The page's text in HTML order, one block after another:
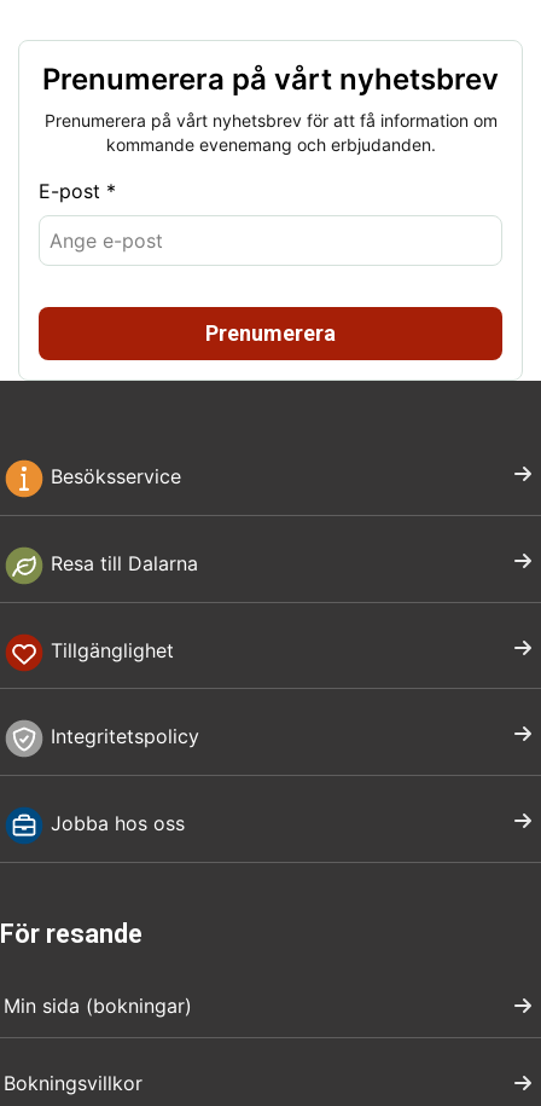
Prenumerera på vårt nyhetsbrev
Prenumerera på vårt nyhetsbrev för att få information om
kommande evenemang och erbjudanden.
E-post *
Prenumerera
Besöksservice
Resa till Dalarna
Tillgänglighet
Integritetspolicy
Jobba hos oss
För resande
Min sida (bokningar)
Bokningsvillkor